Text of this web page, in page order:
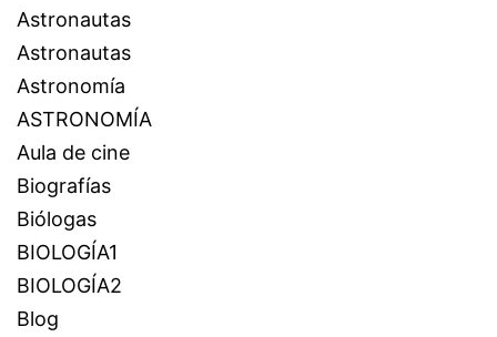
Astronautas
Astronautas
Astronomía
ASTRONOMÍA
Aula de cine
Biografías
Biólogas
BIOLOGÍA1
BIOLOGÍA2
Blog